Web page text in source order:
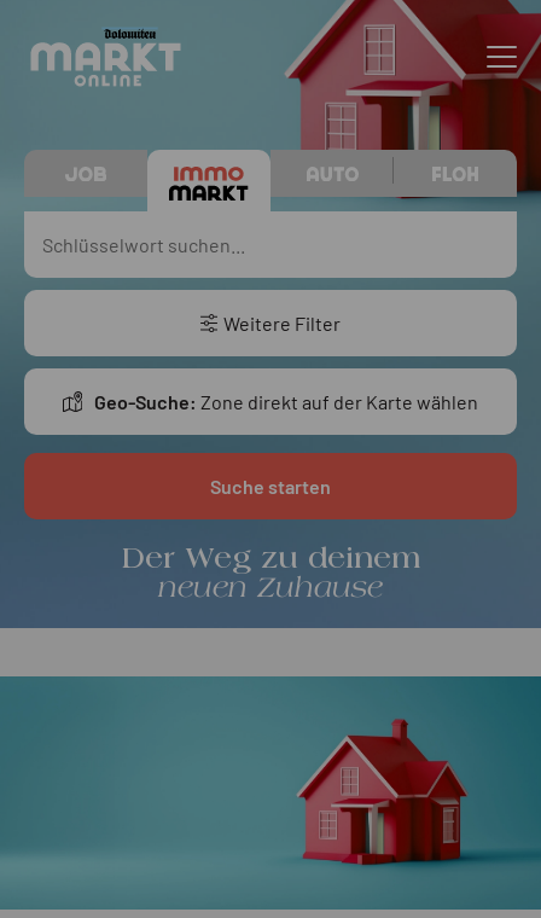
Der Weg zu deinem
neuen Zuhause
Weitere Filter
Geo-Suche: Zone direkt auf der Karte wählen
Suche starten